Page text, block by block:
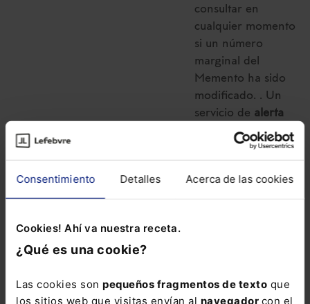
Consentimiento Detalles Acerca de las cookies
Cookies! Ahí va nuestra receta.
¿Qué es una cookie?
Las cookies son pequeños fragmentos de texto que
los sitios web que visitas envían al navegador con el
consultar en
cualquier momento
si un número
marginal del
Memento ha sido
modificado. . Un
servicio de alerta
vía e-mailcon las
novedades que se
cada semana.
un precio especial
para que domines